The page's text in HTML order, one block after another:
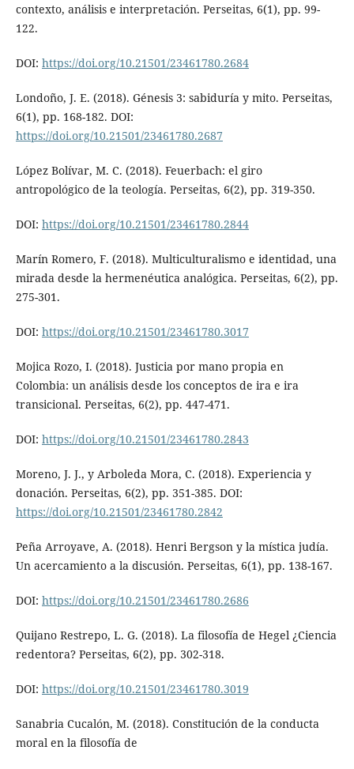
contexto, análisis e interpretación. Perseitas, 6(1), pp. 99-
122.
DOI: https://doi.org/10.21501/23461780.2684
Londoño, J. E. (2018). Génesis 3: sabiduría y mito. Perseitas,
6(1), pp. 168-182. DOI:
https://doi.org/10.21501/23461780.2687
López Bolívar, M. C. (2018). Feuerbach: el giro
antropológico de la teología. Perseitas, 6(2), pp. 319-350.
DOI: https://doi.org/10.21501/23461780.2844
Marín Romero, F. (2018). Multiculturalismo e identidad, una
mirada desde la hermenéutica analógica. Perseitas, 6(2), pp.
275-301.
DOI: https://doi.org/10.21501/23461780.3017
Mojica Rozo, I. (2018). Justicia por mano propia en
Colombia: un análisis desde los conceptos de ira e ira
transicional. Perseitas, 6(2), pp. 447-471.
DOI: https://doi.org/10.21501/23461780.2843
Moreno, J. J., y Arboleda Mora, C. (2018). Experiencia y
donación. Perseitas, 6(2), pp. 351-385. DOI:
https://doi.org/10.21501/23461780.2842
Peña Arroyave, A. (2018). Henri Bergson y la mística judía.
Un acercamiento a la discusión. Perseitas, 6(1), pp. 138-167.
DOI: https://doi.org/10.21501/23461780.2686
Quijano Restrepo, L. G. (2018). La filosofía de Hegel ¿Ciencia
redentora? Perseitas, 6(2), pp. 302-318.
DOI: https://doi.org/10.21501/23461780.3019
Sanabria Cucalón, M. (2018). Constitución de la conducta
moral en la filosofía de